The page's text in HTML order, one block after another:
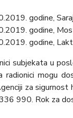
godine,
godine,
godine,
subjekata u
radionici mogu
za
990. Rok za